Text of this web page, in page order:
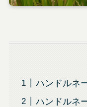
ハンドルネ
ハンドルネ